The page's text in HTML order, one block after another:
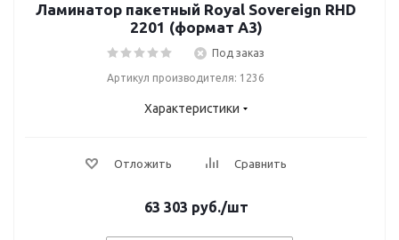
Ламинатор пакетный Royal Sovereign RHD
2201 (формат А3)
Под заказ
Артикул производителя: 1236
Характеристики
Отложить Сравнить
63 303 руб./шт